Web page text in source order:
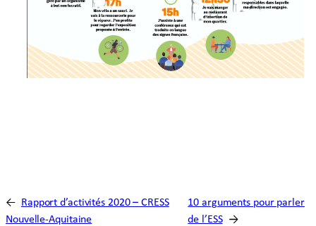
←
Rapport d’activités 2020 – CRESS
Nouvelle-Aquitaine
10 arguments pour parler
de l’ESS →